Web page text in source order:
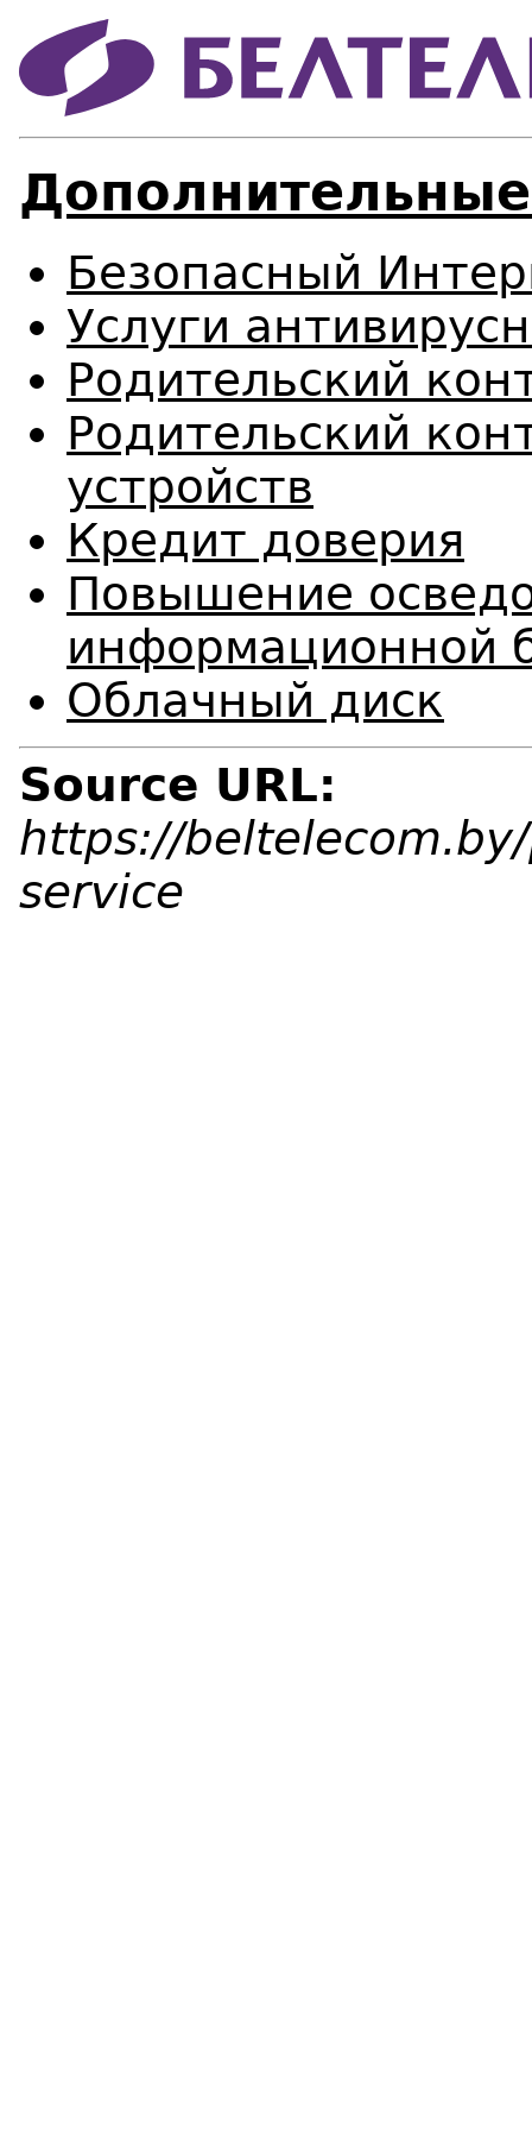
Дополнительные
Безопасный
Услуги
Родительский
Родительский
устройств
Кредит доверия
Повышение
информационной
Облачный диск
Source URL:
https://
service